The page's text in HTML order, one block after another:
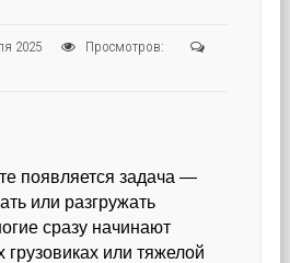
2025
Просмотров:
появляется задача —
или разгружать
сразу начинают
или тяжелой